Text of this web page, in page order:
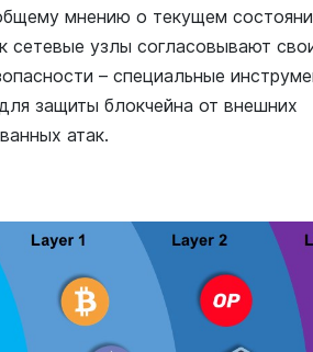
мнению о текущем
сетевые узлы согласовывают
– специальные
защиты блокчейна от внешних
атак.